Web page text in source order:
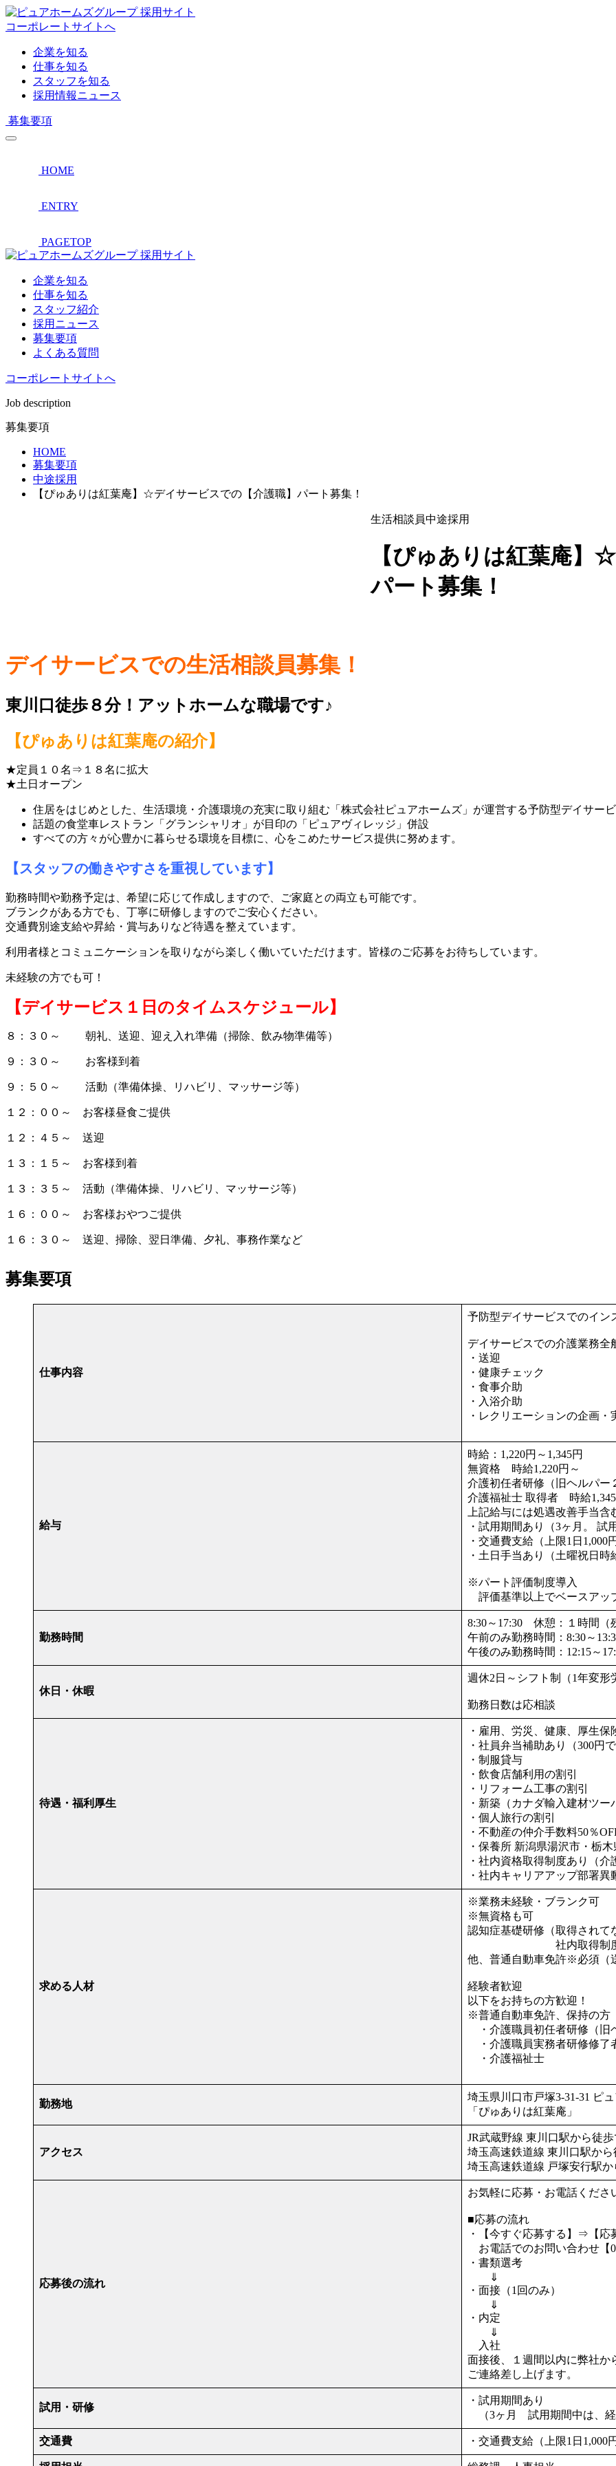
採用サイト
コーポレートサイトへ
企業を知る
仕事を知る
スタッフを知る
採用情報ニュース
募集要項
HOME
ENTRY
PAGETOP
採用サイト
企業を知る
仕事を知る
スタッフ紹介
採用ニュース
募集要項
よくある質問
コーポレートサイトへ
Job description
募集要項
HOME
募集要項
中途採用
【ぴゅありは紅葉庵】☆デイサービスでの【介護職】パート募集！
生活相談員中途採用
【ぴゅありは紅葉庵】
パート募集！
デイサービスでの生活相談員募集！
東川口徒歩８分！アットホームな職場です♪
【ぴゅありは紅葉庵の紹介】
★定員１０名⇒１８名に拡大
★土日オープン
住居をはじめとした、生活環境・介護環境の充実に取り組む「株式会社ピュアホームズ」が運営する予防型デイサービ
話題の食堂車レストラン「グランシャリオ」が目印の「ピュアヴィレッジ」併設
すべての方々が心豊かに暮らせる環境を目標に、心をこめたサービス提供に努めます。
【スタッフの働きやすさを重視しています】
勤務時間や勤務予定は、希望に応じて作成しますので、ご家庭との両立も可能です。
ブランクがある方でも、丁寧に研修しますのでご安心ください。
交通費別途支給や昇給・賞与ありなど待遇を整えています。
利用者様とコミュニケーションを取りながら楽しく働いていただけます。皆様のご応募をお待ちしています。
未経験の方でも可！
【デイサービス１日のタイムスケジュール】
８：３０～ 朝礼、送迎、迎え入れ準備（掃除、飲み物準備等）
９：３０～ お客様到着
９：５０～ 活動（準備体操、リハビリ、マッサージ等）
１２：００～ お客様昼食ご提供
１２：４５～ 送迎
１３：１５～ お客様到着
１３：３５～ 活動（準備体操、リハビリ、マッサージ等）
１６：００～ お客様おやつご提供
１６：３０～ 送迎、掃除、翌日準備、夕礼、事務作業など
募集要項
仕事内容
予防型デイサービスでのイン
デイサービスでの介護業務全
・送迎
・健康チェック
・食事介助
・入浴介助
・レクリエーションの企画・
給与
時給：1,220円～1,345円
無資格 時給1,220円～
介護初任者研修（旧ヘルパ
介護福祉士 取得者 時給1,345
上記給与には処遇改善手当含
・試用期間あり（3ヶ月。 試
・交通費支給（上限1日1,000円
・土日手当あり（土曜祝日時
※パート評価制度導入
評価基準以上でベースアッ
勤務時間
8:30～17:30 休憩：１時間（
午前のみ勤務時間：8:30～
午後のみ勤務時間：12:15～
休日・休暇
週休2日～シフト制（1年変形
勤務日数は応相談
待遇・福利厚生
・雇用、労災、健康、厚生保
・社員弁当補助あり（300円
・制服貸与
・飲食店舗利用の割引
・リフォーム工事の割引
・新築（カナダ輸入建材ツー
・個人旅行の割引
・不動産の仲介手数料50％
・保養所 新潟県湯沢市・栃
・社内資格取得制度あり（
・社内キャリアアップ部署異
求める人材
※業務未経験・ブランク可
※無資格も可
認知症基礎研修（取得されて
社内取得制度あり
他、普通自動車免許※必須（
経験者歓迎
以下をお持ちの方歓迎！
※普通自動車免許、保持の方
・介護職員初任者研修（旧
・介護職員実務者研修修了
・介護福祉士
勤務地
埼玉県川口市戸塚3-31-31 ピ
「ぴゅありは紅葉庵」
アクセス
JR武蔵野線 東川口駅から徒歩
埼玉高速鉄道線 東川口駅から
埼玉高速鉄道線 戸塚安行駅か
応募後の流れ
お気軽に応募・お電話くださ
■応募の流れ
・【今すぐ応募する】⇒【
お電話でのお問い合わせ【
・書類選考
⇓
・面接（1回のみ）
⇓
・内定
⇓
入社
面接後、１週間以内に弊社か
ご連絡差し上げます。
試用・研修
・試用期間あり
（3ヶ月 試用期間中は、経
交通費 ・交通費支給（上限1日1,000円